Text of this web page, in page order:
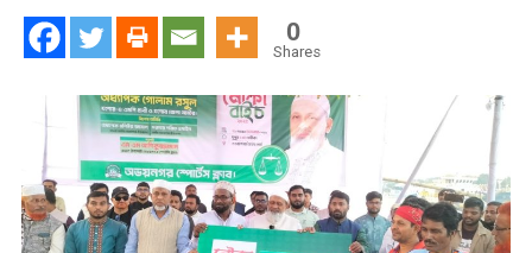
প্রতিযোগিতা
জনতার
উপচে
পড়া
0
Shares